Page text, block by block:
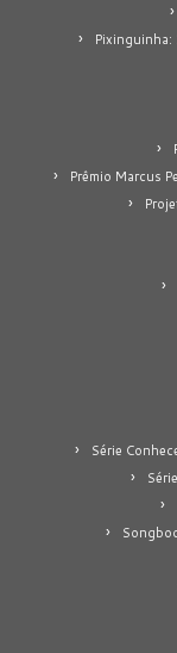
Pixinguinha:
Prêmio Marcus
Série